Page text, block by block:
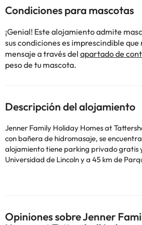
Condiciones para mascotas
¡Genial! Este alojamiento admite
sus condiciones es imprescindible que
mensaje a través del apartado de
peso de tu mascota.
Descripción del alojamiento
Jenner Family Holiday Homes at
con bañera de hidromasaje, se
alojamiento tiene parking privado gratis
Universidad de Lincoln y a 45 km de
dormitorios, sala de estar y cocina bien
km. El aeropuerto más cercano
está a 71 km del alojamiento.
Opiniones sobre Jenner